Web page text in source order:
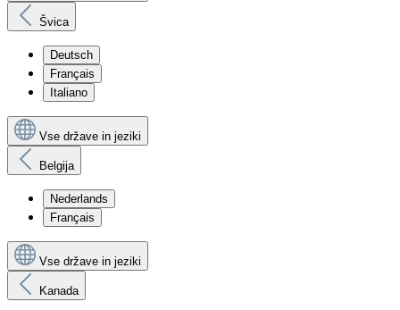
Švica
Deutsch
Français
Italiano
Vse države in jeziki
Belgija
Nederlands
Français
Vse države in jeziki
Kanada